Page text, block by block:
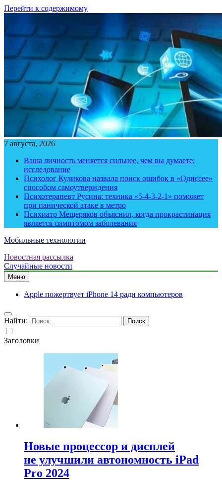
Перейти к содержимому
7 августа, 2026
Ваша личность меняется сильнее, чем вы думаете:
исследование
Психолог Куликова назвала поиск ошибок в «Одиссее»
способом самоутверждения
Психотерапевт Русина: техника «5-4-3-2-1» поможет
при панической атаке в метро
Психиатр Мещеряков объяснил, когда прокрастинация
является симптомом заболевания
Мобильные технологии
Новостная рассылка
Случайные новости
Меню
Apple пожертвует iPhone 14 ради компьютеров
Найти:
Заголовки
Новые процессор и дисплей
не улучшили автономность iPad
Pro 2024